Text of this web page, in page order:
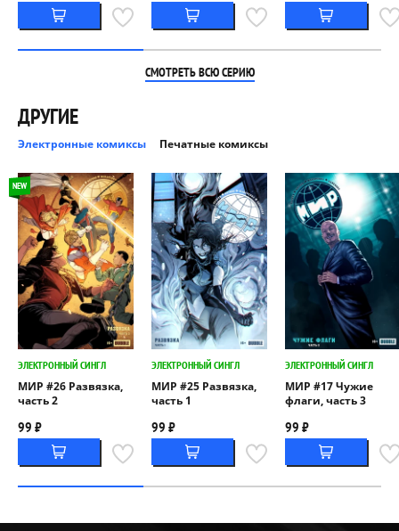
СМОТРЕТЬ ВСЮ СЕРИЮ
ДРУГИЕ
Электронные комиксы Печатные комиксы
NEW
ЭЛЕКТРОННЫЙ СИНГЛ
МИР #26 Развязка,
часть 2
99 ₽
ЭЛЕКТРОННЫЙ СИНГЛ
МИР #25 Развязка,
часть 1
99 ₽
ЭЛЕКТРОННЫЙ СИНГЛ
МИР #17 Чужие
флаги, часть 3
99 ₽